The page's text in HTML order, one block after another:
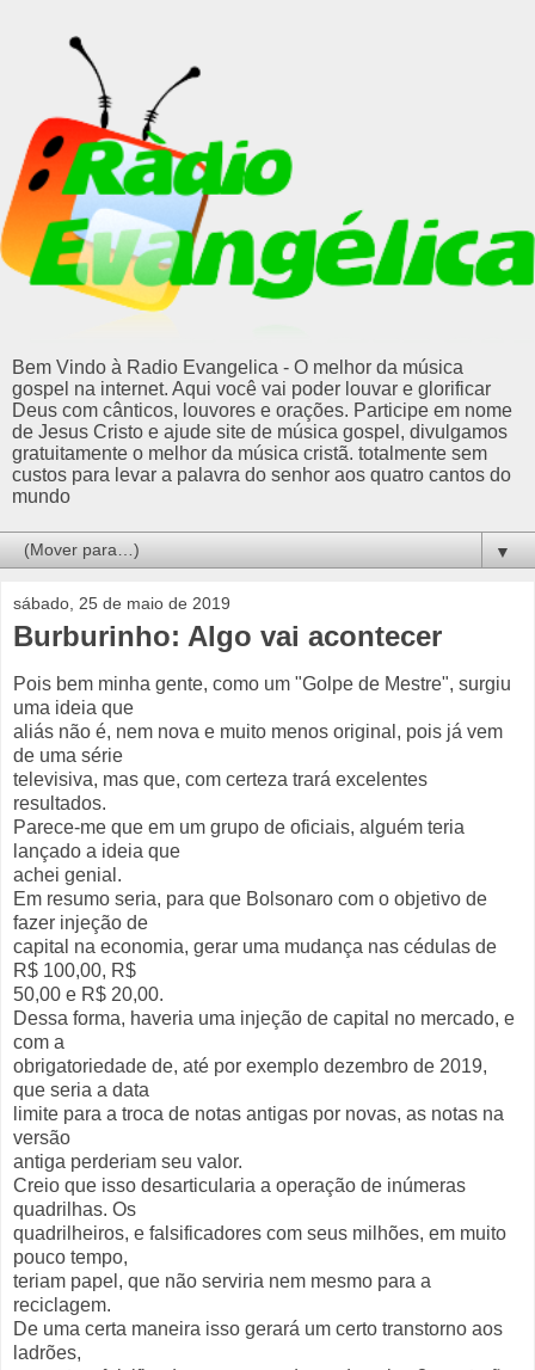
Bem Vindo à Radio Evangelica - O melhor da música
gospel na internet. Aqui você vai poder louvar e glorificar
Deus com cânticos, louvores e orações. Participe em nome
de Jesus Cristo e ajude site de música gospel, divulgamos
gratuitamente o melhor da música cristã. totalmente sem
custos para levar a palavra do senhor aos quatro cantos do
mundo
▼
sábado, 25 de maio de 2019
Burburinho: Algo vai acontecer
Pois bem minha gente, como um "Golpe de Mestre", surgiu
uma ideia que
aliás não é, nem nova e muito menos original, pois já vem
de uma série
televisiva, mas que, com certeza trará excelentes
resultados.
Parece-me que em um grupo de oficiais, alguém teria
lançado a ideia que
achei genial.
Em resumo seria, para que Bolsonaro com o objetivo de
fazer injeção de
capital na economia, gerar uma mudança nas cédulas de
R$ 100,00, R$
50,00 e R$ 20,00.
Dessa forma, haveria uma injeção de capital no mercado, e
com a
obrigatoriedade de, até por exemplo dezembro de 2019,
que seria a data
limite para a troca de notas antigas por novas, as notas na
versão
antiga perderiam seu valor.
Creio que isso desarticularia a operação de inúmeras
quadrilhas. Os
quadrilheiros, e falsificadores com seus milhões, em muito
pouco tempo,
teriam papel, que não serviria nem mesmo para a
reciclagem.
De uma certa maneira isso gerará um certo transtorno aos
ladrões,